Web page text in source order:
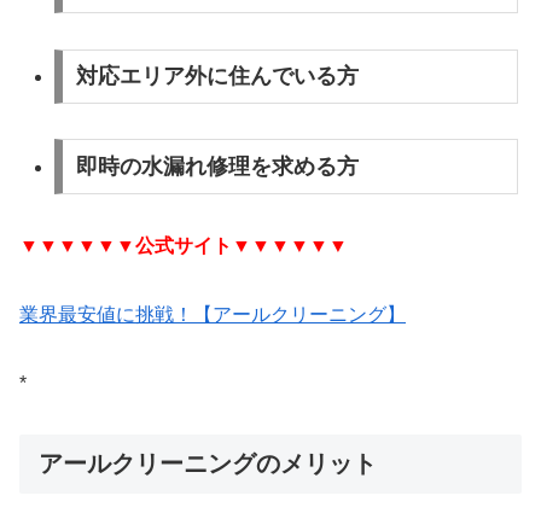
対応エリア外に住んでいる方
即時の水漏れ修理を求める方
▼▼▼▼▼▼公式サイト ▼▼▼▼▼▼
業界最安値に挑戦！【アールクリーニング】
*
アールクリーニングのメリット